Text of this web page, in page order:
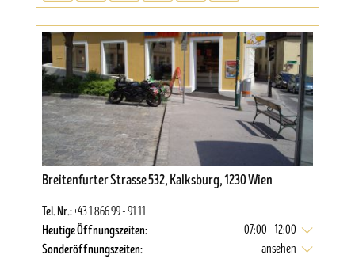
Breitenfurter Strasse 532, Kalksburg, 1230 Wien
Tel. Nr.:+43 1 866 99 - 91 11
Heutige Öffnungszeiten: 07:00 - 12:00
Sonderöffnungszeiten: ansehen